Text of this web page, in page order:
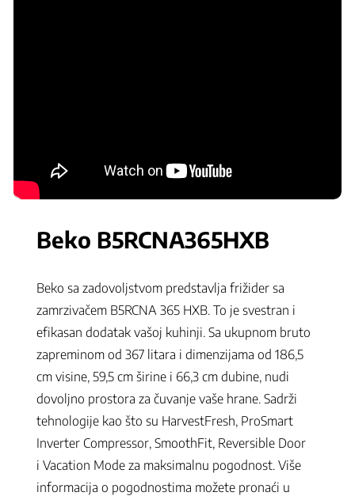
Beko B5RCNA365HXB
Beko sa zadovoljstvom predstavlja frižider sa
zamrzivačem B5RCNA 365 HXB. To je svestran i
efikasan dodatak vašoj kuhinji. Sa ukupnom bruto
zapreminom od 367 litara i dimenzijama od 186,5
cm visine, 59,5 cm širine i 66,3 cm dubine, nudi
dovoljno prostora za čuvanje vaše hrane. Sadrži
tehnologije kao što su HarvestFresh, ProSmart
Inverter Compressor, SmoothFit, Reversible Door
i Vacation Mode za maksimalnu pogodnost. Više
informacija o pogodnostima možete pronaći u